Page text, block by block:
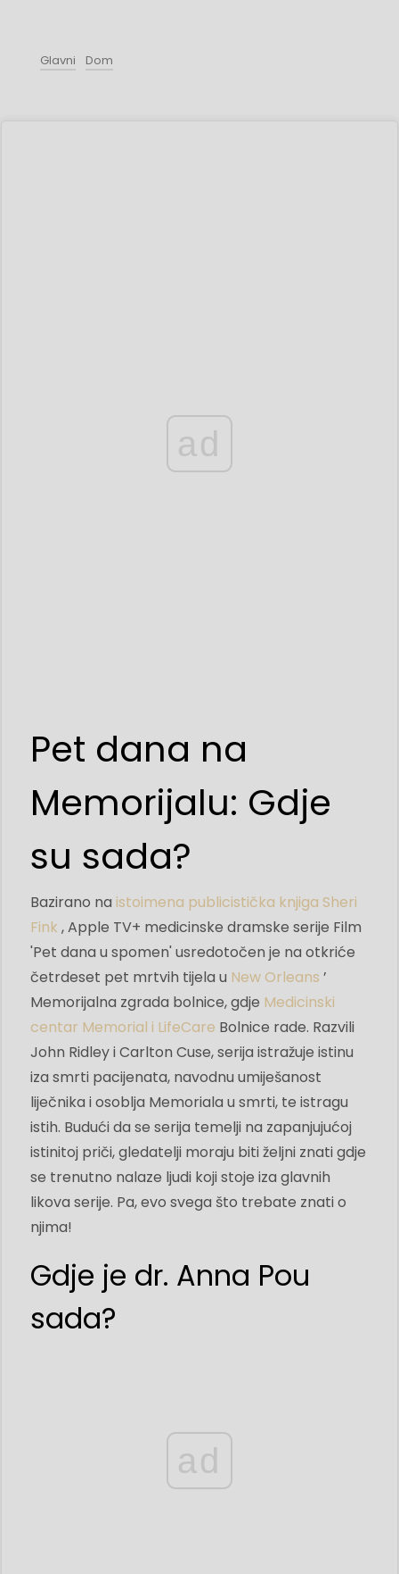
Glavni Dom
ad
Pet dana na
Memorijalu: Gdje
su sada?
Bazirano na istoimena publicistička knjiga Sheri
Fink , Apple TV+ medicinske dramske serije Film
'Pet dana u spomen' usredotočen je na otkriće
četrdeset pet mrtvih tijela u New Orleans ’
Memorijalna zgrada bolnice, gdje Medicinski
centar Memorial i LifeCare Bolnice rade. Razvili
John Ridley i Carlton Cuse, serija istražuje istinu
iza smrti pacijenata, navodnu umiješanost
liječnika i osoblja Memoriala u smrti, te istragu
istih. Budući da se serija temelji na zapanjujućoj
istinitoj priči, gledatelji moraju biti željni znati gdje
se trenutno nalaze ljudi koji stoje iza glavnih
likova serije. Pa, evo svega što trebate znati o
njima!
Gdje je dr. Anna Pou
sada?
ad